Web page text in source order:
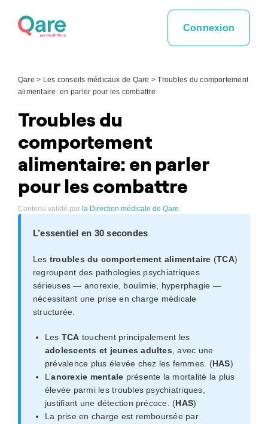
Connexion
Qare > Les conseils médicaux de Qare >Troubles du comportement
alimentaire: en parler pour les combattre
Troubles du
comportement
alimentaire: en parler
pour les combattre
Contenu validé par la Direction médicale de Qare.
L’essentiel en 30 secondes
Les troubles du comportement alimentaire (TCA)
regroupent des pathologies psychiatriques
sérieuses — anorexie, boulimie, hyperphagie —
nécessitant une prise en charge médicale
structurée.
Les TCA touchent principalement les
adolescents et jeunes adultes , avec une
prévalence plus élevée chez les femmes. (HAS)
L’anorexie mentale présente la mortalité la plus
élevée parmi les troubles psychiatriques,
justifiant une détection précoce. (HAS)
La prise en charge est remboursée par